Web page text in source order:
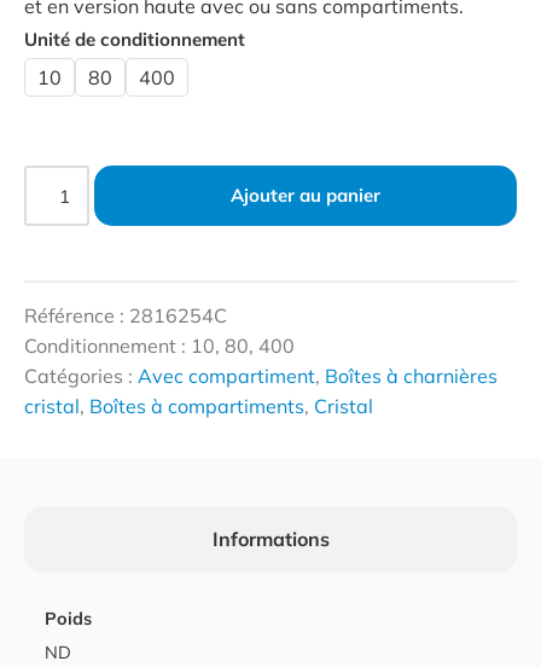
et en version haute avec ou sans compartiments.
Unité de conditionnement
10 80 400
Ajouter au panier
Référence : 2816254C
Conditionnement : 10, 80, 400
Catégories : Avec compartiment, Boîtes à charnières
cristal, Boîtes à compartiments, Cristal
Informations
Poids
ND